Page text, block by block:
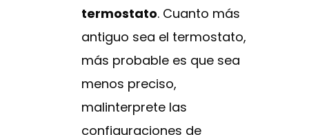
termostato. Cuanto más
antiguo sea el termostato,
más probable es que sea
menos preciso,
malinterprete las
configuraciones de